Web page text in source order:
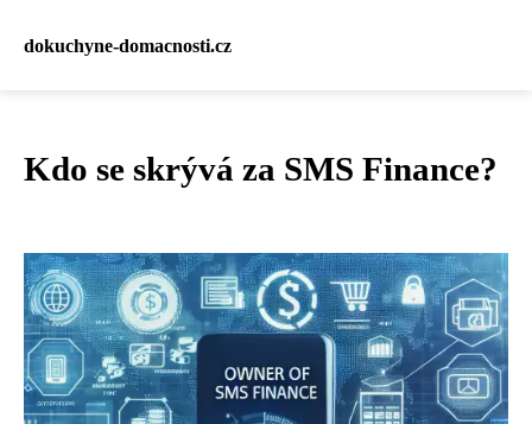
dokuchyne-domacnosti.cz
Kdo se skrývá za SMS Finance?